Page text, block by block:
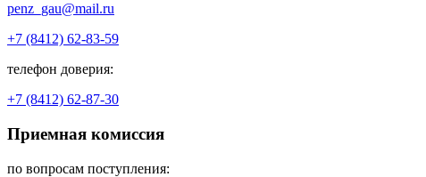
penz_gau@mail.ru
+7 (8412) 62-83-59
телефон доверия:
+7 (8412) 62-87-30
Приемная комиссия
по вопросам поступления: